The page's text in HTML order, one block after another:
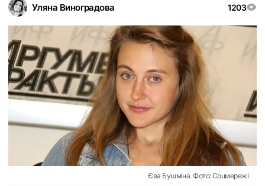
Уляна Виноградова 1203
Єва Бушміна. Фото: Соцмережі